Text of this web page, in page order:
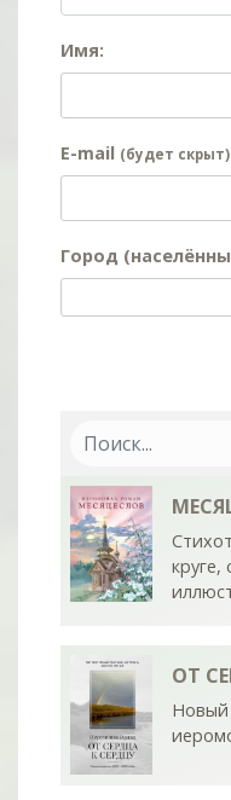
Имя:
E-mail (будет скрыт)
Город
круге,
ОТ
Новый